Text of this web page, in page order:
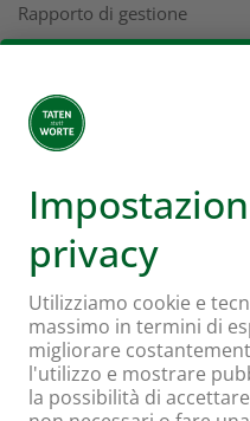
Rapporto di gestione
Indirizzi
L'universo Coop
Supermercato online Coop
Formati e servizi
Supercard
Hello Family Club
Mondovino
Seguiteci su